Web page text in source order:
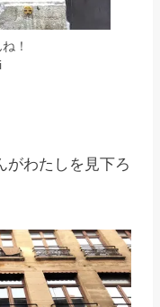
！
がわたしを見下ろ